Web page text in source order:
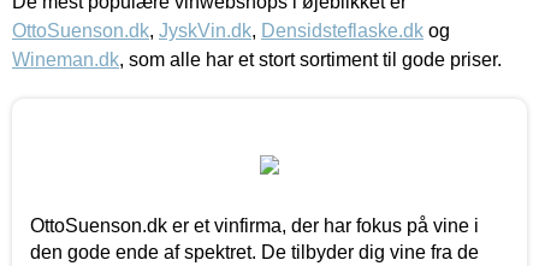
OttoSuenson.dk, JyskVin.dk, Densidsteflaske.dk og
Wineman.dk, som alle har et stort sortiment til gode priser.
OttoSuenson.dk er et vinfirma, der har fokus på vine i
den gode ende af spektret. De tilbyder dig vine fra de